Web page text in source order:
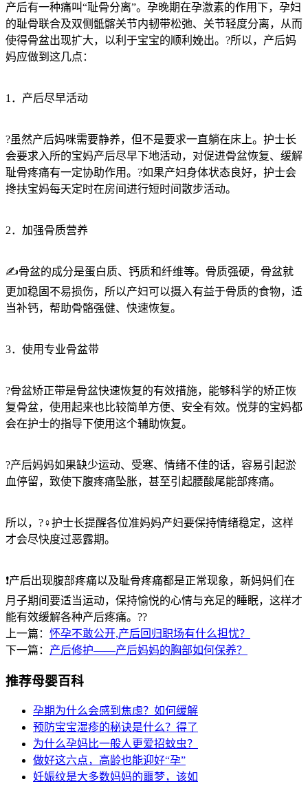
产后有一种痛叫“耻骨分离”。孕晚期在孕激素的作用下，孕妇
的耻骨联合及双侧骶髂关节内韧带松弛、关节轻度分离，从而
使得骨盆出现扩大，以利于宝宝的顺利娩出。?所以，产后妈
妈应做到这几点：
1．产后尽早活动
?虽然产后妈咪需要静养，但不是要求一直躺在床上。护士长
会要求入所的宝妈产后尽早下地活动，对促进骨盆恢复、缓解
耻骨疼痛有一定协助作用。?如果产妇身体状态良好，护士会
搀扶宝妈每天定时在房间进行短时间散步活动。
2．加强骨质营养
✍️骨盆的成分是蛋白质、钙质和纤维等。骨质强硬，骨盆就
更加稳固不易损伤，所以产妇可以摄入有益于骨质的食物，适
当补钙，帮助骨骼强健、快速恢复。
3．使用专业骨盆带
?骨盆矫正带是骨盆快速恢复的有效措施，能够科学的矫正恢
复骨盆，使用起来也比较简单方便、安全有效。悦芽的宝妈都
会在护士的指导下使用这个辅助恢复。
?产后妈妈如果缺少运动、受寒、情绪不佳的话，容易引起淤
血停留，致使下腹疼痛坠胀，甚至引起腰酸尾能部疼痛。
所以，?‍♀️护士长提醒各位准妈妈产妇要保持情绪稳定，这样
才会尽快度过恶露期。
❗️产后出现腹部疼痛以及耻骨疼痛都是正常现象，新妈妈们在
月子期间要适当运动，保持愉悦的心情与充足的睡眠，这样才
能有效缓解各种产后疼痛。??
上一篇： 怀孕不敢公开,产后回归职场有什么担忧？
下一篇： 产后修护——产后妈妈的胸部如何保养？
推荐母婴百科
孕期为什么会感到焦虑？如何缓解
预防宝宝湿疹的秘诀是什么？得了
为什么孕妈比一般人更爱招蚊虫？
做好这六点，高龄也能迎好“孕”
妊娠纹是大多数妈妈的噩梦，该如